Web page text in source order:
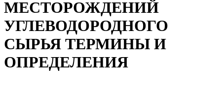
МЕСТОРОЖДЕНИЙ
УГЛЕВОДОРОДНОГО
СЫРЬЯ ТЕРМИНЫ И
ОПРЕДЕЛЕНИЯ